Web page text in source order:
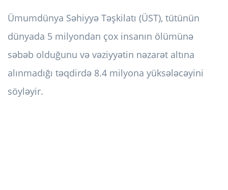
Ümumdünya Səhiyyə Təşkilatı (ÜST), tütünün
dünyada 5 milyondan çox insanın ölümünə
səbəb olduğunu və vəziyyətin nəzarət altına
alınmadığı təqdirdə 8.4 milyona yüksələcəyini
söyləyir.